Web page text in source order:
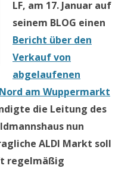
LF, am 17. Januar auf
seinem BLOG einen
Bericht über den
Verkauf von
abgelaufenen
am Wuppermarkt
die Leitung des
nun
ALDI Markt soll
regelmäßig